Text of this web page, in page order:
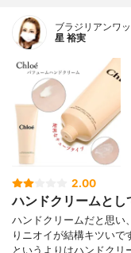
ブラジリアンワ
星 裕実
2.00
ハンドクリームと
ハンドクリームだと思い
りニオイが結構キツいで
というよりはハンドクリ